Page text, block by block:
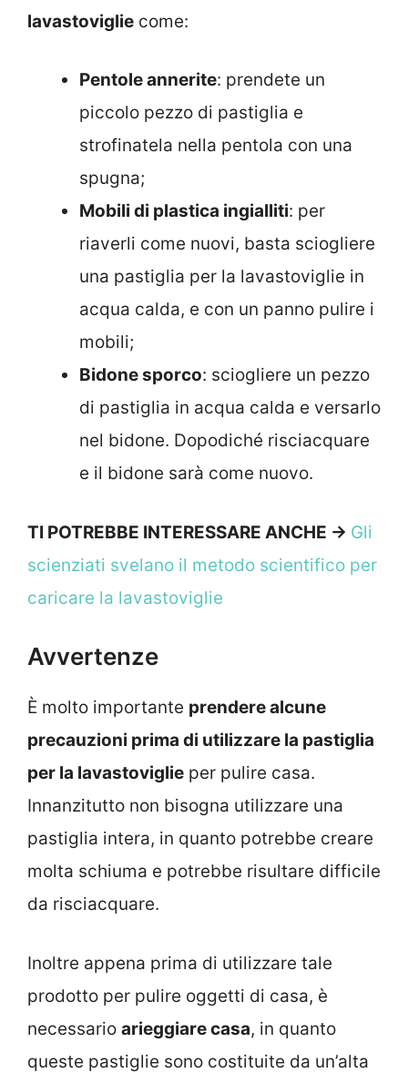
lavastoviglie come:
Pentole annerite: prendete un
piccolo pezzo di pastiglia e
strofinatela nella pentola con una
spugna;
Mobili di plastica ingialliti: per
riaverli come nuovi, basta sciogliere
una pastiglia per la lavastoviglie in
acqua calda, e con un panno pulire i
mobili;
Bidone sporco: sciogliere un pezzo
di pastiglia in acqua calda e versarlo
nel bidone. Dopodiché risciacquare
e il bidone sarà come nuovo.
TI POTREBBE INTERESSARE ANCHE -> Gli
scienziati svelano il metodo scientifico per
caricare la lavastoviglie
Avvertenze
È molto importante prendere alcune
precauzioni prima di utilizzare la pastiglia
per la lavastoviglie per pulire casa.
Innanzitutto non bisogna utilizzare una
pastiglia intera, in quanto potrebbe creare
molta schiuma e potrebbe risultare difficile
da risciacquare.
Inoltre appena prima di utilizzare tale
prodotto per pulire oggetti di casa, è
necessario arieggiare casa, in quanto
queste pastiglie sono costituite da un’alta